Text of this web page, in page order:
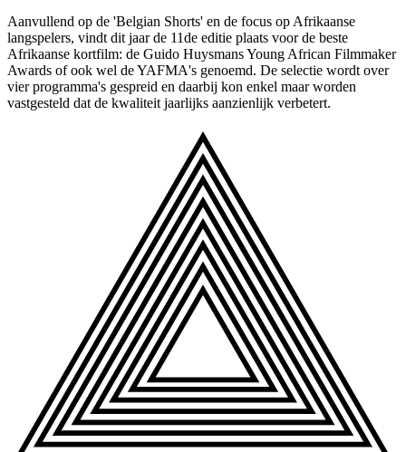
Aanvullend op de 'Belgian Shorts' en de focus op Afrikaanse
langspelers, vindt dit jaar de 11de editie plaats voor de beste
Afrikaanse kortfilm: de Guido Huysmans Young African Filmmaker
Awards of ook wel de YAFMA's genoemd. De selectie wordt over
vier programma's gespreid en daarbij kon enkel maar worden
vastgesteld dat de kwaliteit jaarlijks aanzienlijk verbetert.